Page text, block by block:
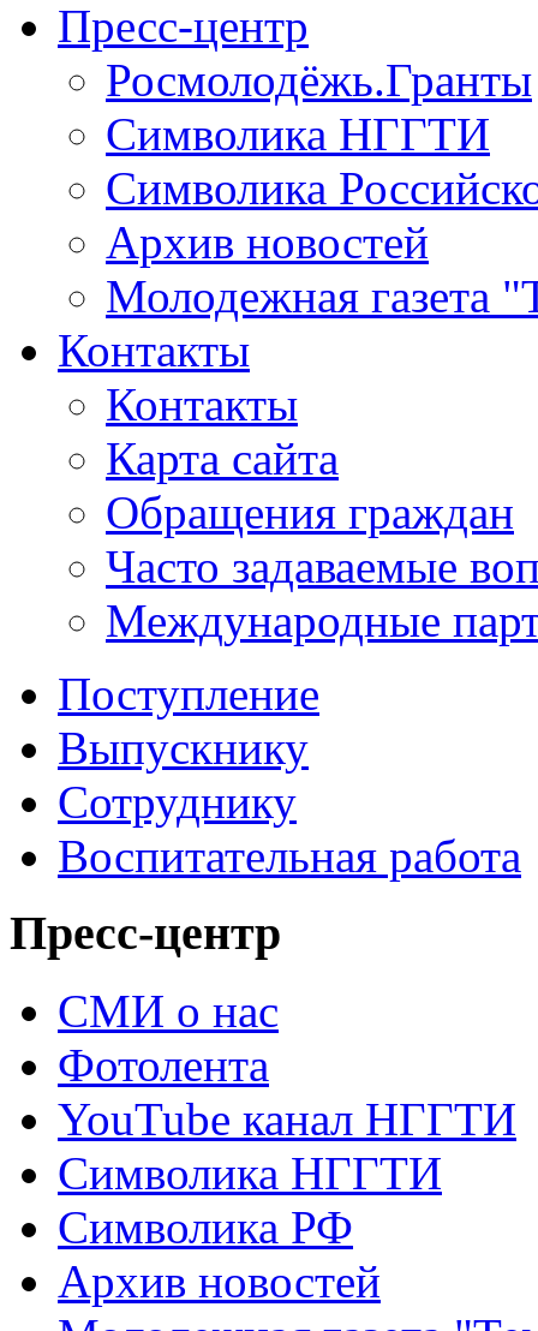
Пресс-центр
Росмолодёжь.Гранты
Символика НГГТИ
Символика
Архив новостей
Молодежная газета
Контакты
Контакты
Карта сайта
Обращения граждан
Часто задаваемые
Международные
Поступление
Выпускнику
Сотруднику
Воспитательная работа
Пресс-центр
СМИ о нас
Фотолента
YouTube канал НГГТИ
Символика НГГТИ
Символика РФ
Архив новостей